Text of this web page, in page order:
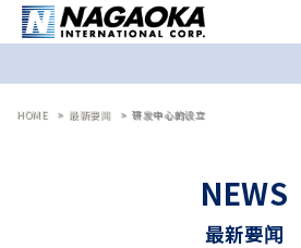
HOME 最新要闻 研发中心的设立
NEWS
最新要闻